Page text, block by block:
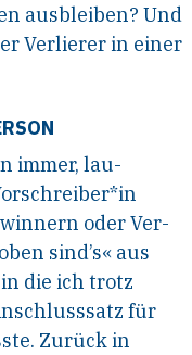
ausbleiben? Und
Verlierer in einer
immer, lau-
oder Ver-
sind’s« aus
die ich trotz
für
Zurück in